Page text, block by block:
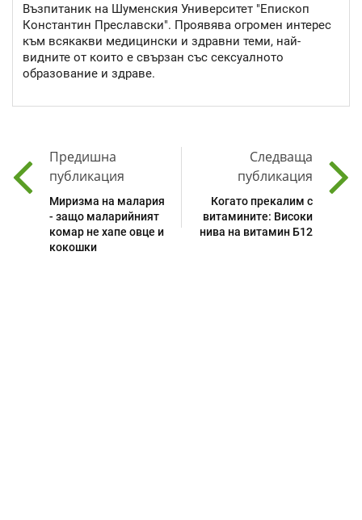
Възпитаник на Шуменския Университет "Епископ
Константин Преславски". Проявява огромен интерес
към всякакви медицински и здравни теми, най-
видните от които е свързан със сексуалното
образование и здраве.
Предишна
публикация
Миризма на малария
- защо маларийният
комар не хапе овце и
кокошки
Следваща
публикация
Когато прекалим с
витамините: Високи
нива на витамин Б12